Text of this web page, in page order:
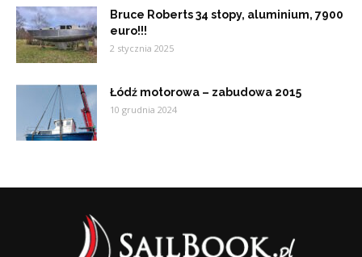
Bruce Roberts 34 stopy, aluminium, 7900
euro!!!
2 stycznia 2025
Łódź motorowa – zabudowa 2015
10 grudnia 2024